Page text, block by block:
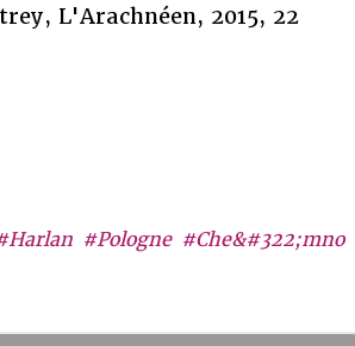
#Pologne #Che&#322;mno
L'Arachnéen, 2015, 22